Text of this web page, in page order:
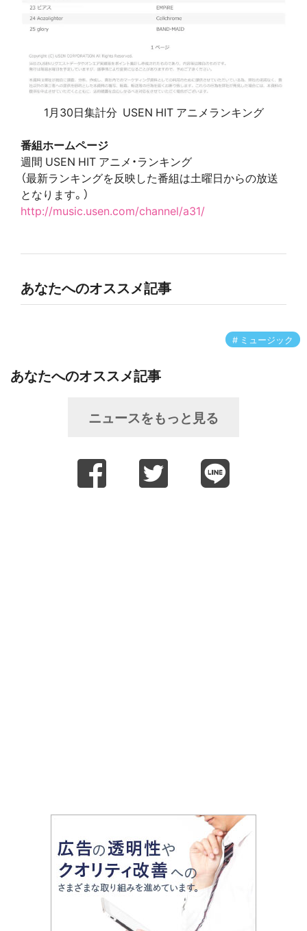
1月30日集計分 USEN HIT アニメランキング
番組ホームページ
週間 USEN HIT アニメ・ランキング
（最新ランキングを反映した番組は土曜日からの放送
となります。）
http://music.usen.com/channel/a31/
あなたへのオススメ記事
ミュージック
あなたへのオススメ記事
ニュースをもっと見る